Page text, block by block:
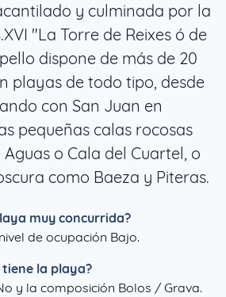
y culminada por la
"La Torre de Reixes ó de
dispone de más de 20
playas de todo tipo, desde
con San Juan en
pequeñas calas rocosas
o Cala del Cuartel, o
como Baeza y Piteras.
muy concurrida?
de ocupación Bajo.
la playa?
y la composición Bolos / Grava.